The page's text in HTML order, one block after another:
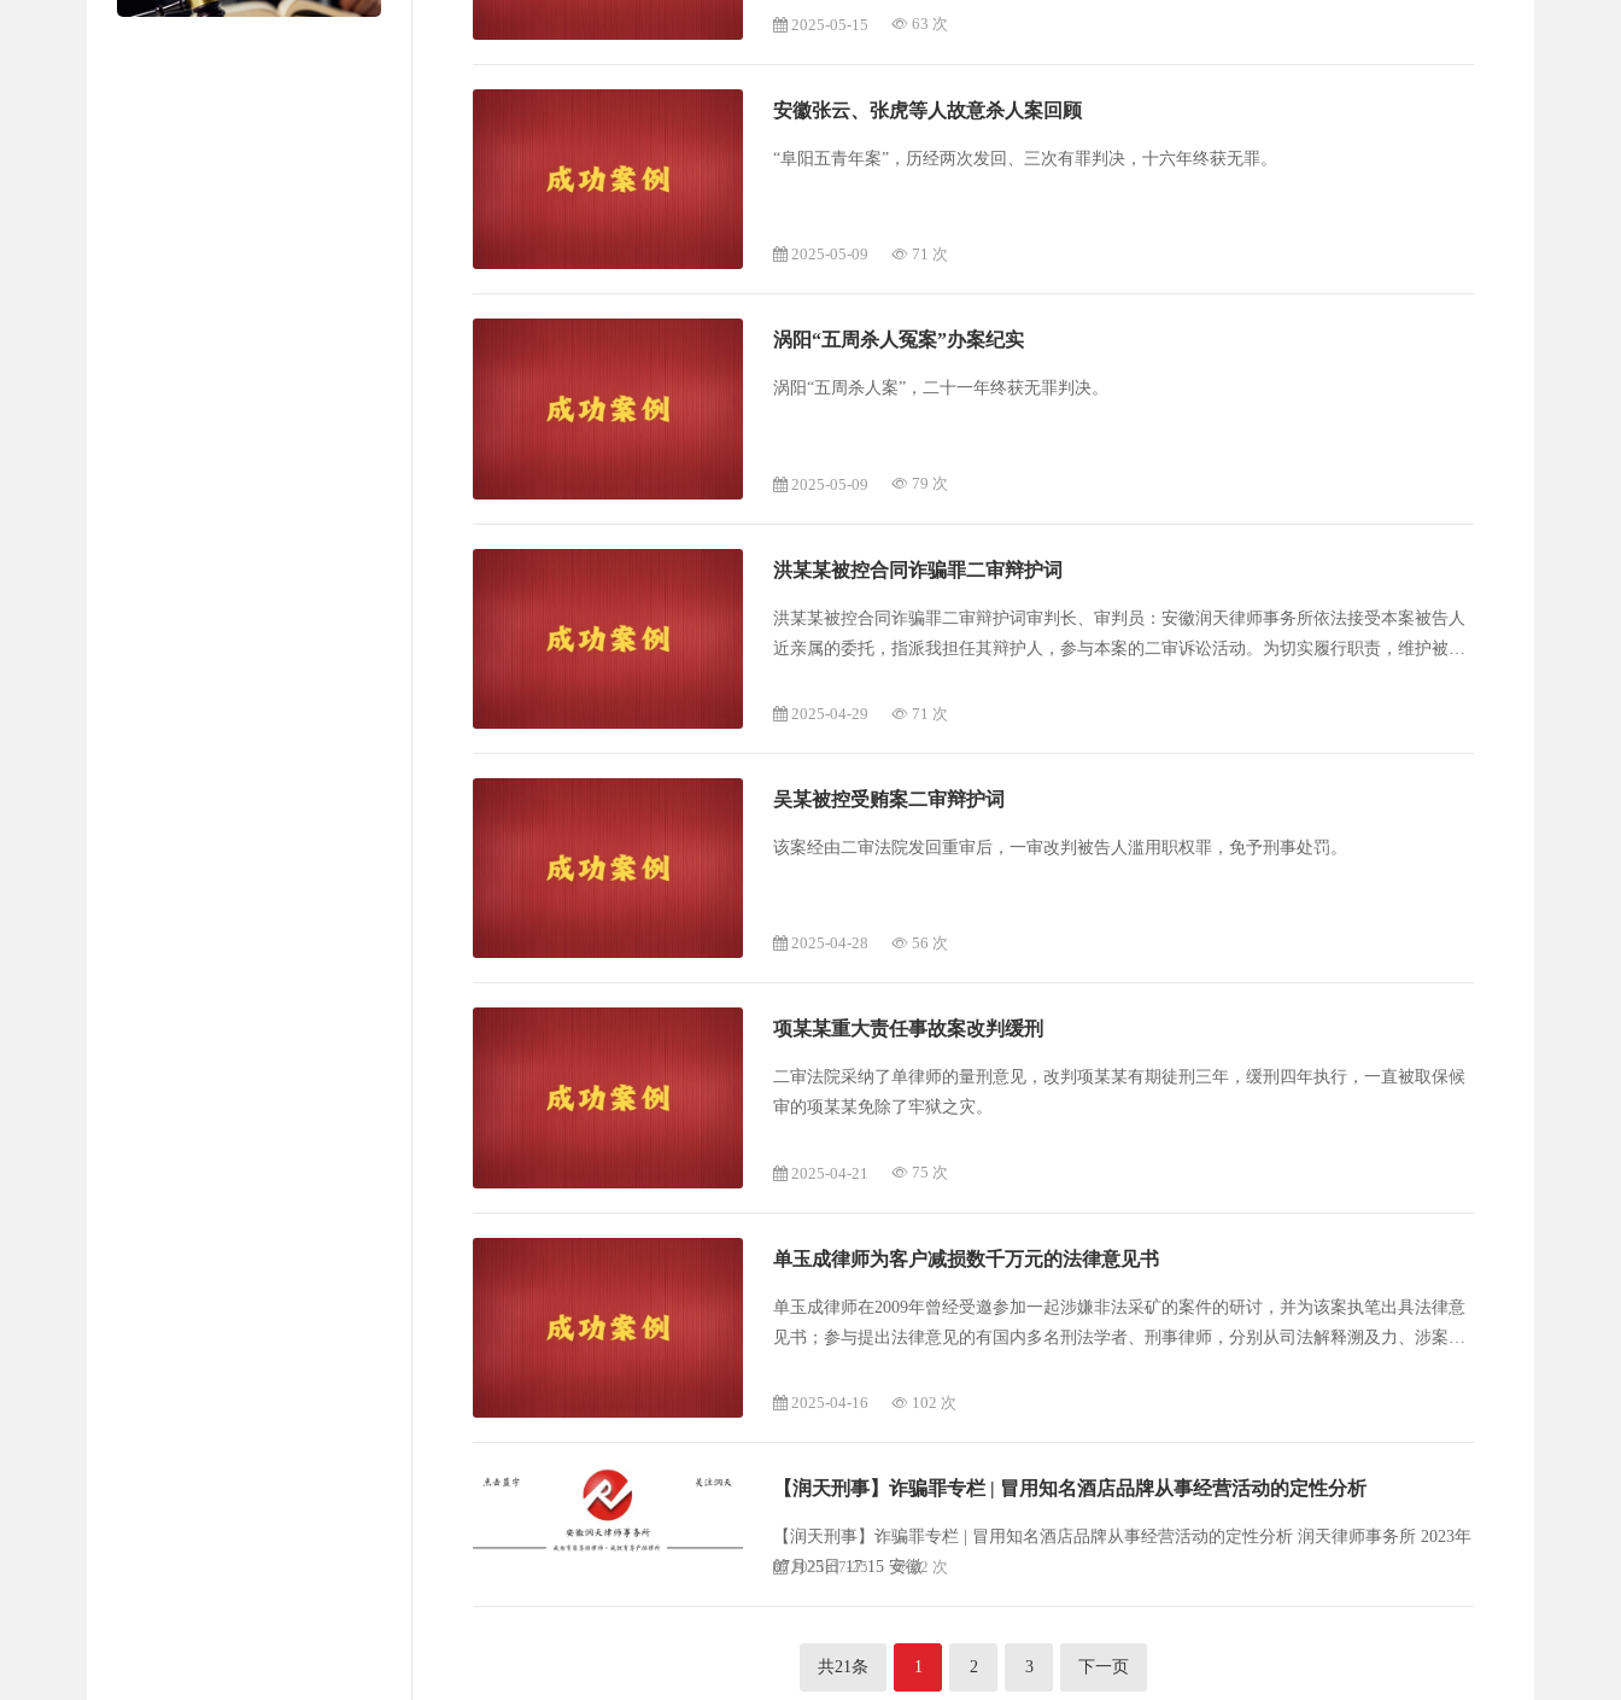
2025-05-15
63 次
安徽张云、张虎等人故意杀人案回顾
“阜阳五青年案”，历经两次发回、三次有罪判决，十六年终获无罪。
2025-05-09 71 次
涡阳“五周杀人冤案”办案纪实
涡阳“五周杀人案”，二十一年终获无罪判决。
2025-05-09 79 次
洪某某被控合同诈骗罪二审辩护词
洪某某被控合同诈骗罪二审辩护词审判长、审判员：安徽润天律师事务所依法接受本案被告人
近亲属的委托，指派我担任其辩护人，参与本案的二审诉讼活动。为切实履行职责，维护被告
以纠正具体理由如下：（一）被告人直接交付给被害人单位业务员吴某的103701元的事实清
2025-04-29 71 次
吴某被控受贿案二审辩护词
该案经由二审法院发回重审后，一审改判被告人滥用职权罪，免予刑事处罚。
2025-04-28 56 次
项某某重大责任事故案改判缓刑
二审法院采纳了单律师的量刑意见，改判项某某有期徒刑三年，缓刑四年执行，一直被取保候
审的项某某免除了牢狱之灾。
2025-04-21 75 次
单玉成律师为客户减损数千万元的法律意见书
单玉成律师在2009年曾经受邀参加一起涉嫌非法采矿的案件的研讨，并为该案执笔出具法律意
见书；参与提出法律意见的有国内多名刑法学者、刑事律师，分别从司法解释溯及力、涉案公
不构成犯罪。
2025-04-16 102 次
【润天刑事】诈骗罪专栏 | 冒用知名酒店品牌从事经营活动的定性分析
【润天刑事】诈骗罪专栏 | 冒用知名酒店品牌从事经营活动的定性分析 润天律师事务所 2023年
07月25日 17:15 安徽
2023-07-25 22 次
共21条 1 2 3 下一页